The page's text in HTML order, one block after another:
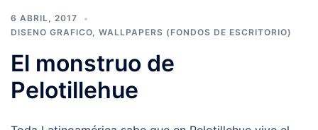
6 ABRIL, 2017
DISENO GRAFICO WALLPAPERS (FONDOS DE ESCRITORIO)
El monstruo de
Pelotillehue